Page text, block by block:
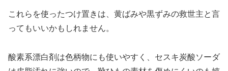
これらを使ったつけ置きは、黄ばみや黒ずみの救世主と言
ってもいいかもしれません。
酸素系漂白剤は色柄物にも使いやすく、セスキ炭酸ソーダ